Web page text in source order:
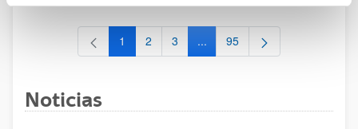
Página
1 Página
2 Página
3 ...Páginas intermedias Use TAB
Página
95
Noticias